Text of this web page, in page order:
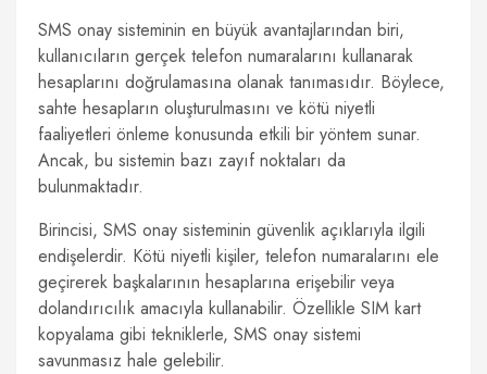
SMS onay sisteminin en büyük avantajlarından biri,
kullanıcıların gerçek telefon numaralarını kullanarak
hesaplarını doğrulamasına olanak tanımasıdır. Böylece,
sahte hesapların oluşturulmasını ve kötü niyetli
faaliyetleri önleme konusunda etkili bir yöntem sunar.
Ancak, bu sistemin bazı zayıf noktaları da
bulunmaktadır.
Birincisi, SMS onay sisteminin güvenlik açıklarıyla ilgili
endişelerdir. Kötü niyetli kişiler, telefon numaralarını ele
geçirerek başkalarının hesaplarına erişebilir veya
dolandırıcılık amacıyla kullanabilir. Özellikle SIM kart
kopyalama gibi tekniklerle, SMS onay sistemi
savunmasız hale gelebilir.